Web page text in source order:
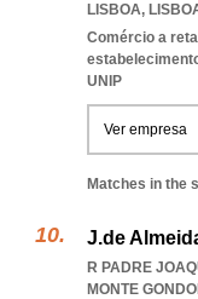
LISBOA,
Comércio a
UNIP
Ver empresa
Matches in the
J.de
R PADRE
MONTE